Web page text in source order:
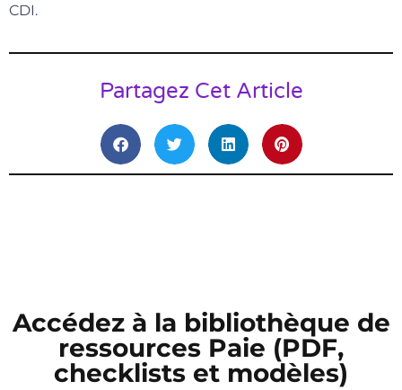
CDI.
Partagez Cet Article
Accédez à la bibliothèque de
ressources Paie (PDF,
checklists et modèles)